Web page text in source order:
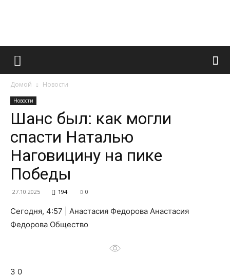
Французский
и
Домой Новости
Новости
Шанс был: как могли
спасти Наталью
Наговицину на пике
Победы
27.10.2025 194 0
Сегодня, 4:57 | Анастасия Федорова Анастасия
Федорова Общество
3 0